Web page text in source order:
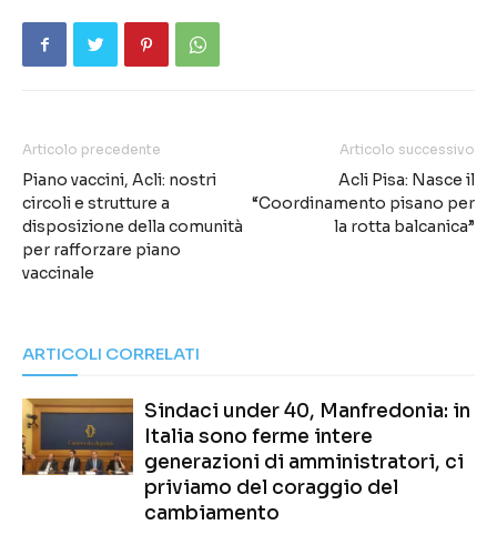
Articolo precedente
Piano vaccini, Acli: nostri
circoli e strutture a
disposizione della comunità
per rafforzare piano
vaccinale
Articolo successivo
Acli Pisa: Nasce il
“Coordinamento pisano per
la rotta balcanica”
ARTICOLI CORRELATI
Sindaci under 40, Manfredonia: in
Italia sono ferme intere
generazioni di amministratori, ci
priviamo del coraggio del
cambiamento